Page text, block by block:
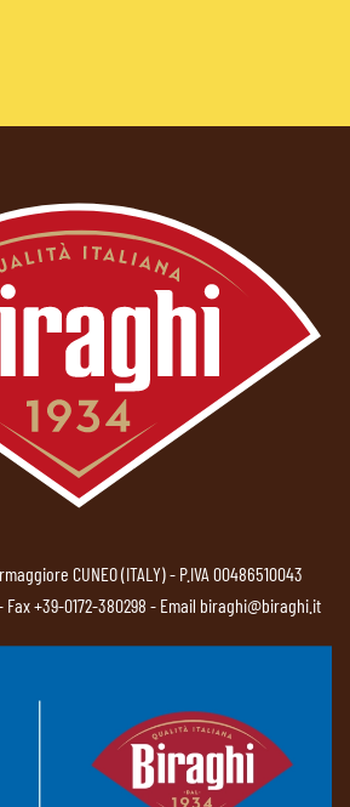
CUNEO (ITALY) - P.IVA 00486510043
+39-0172-380298 - Email biraghi@biraghi.it